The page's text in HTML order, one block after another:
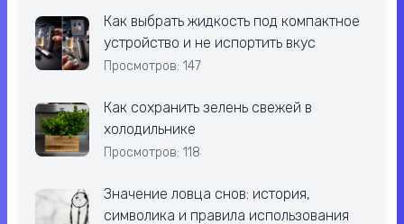
Как выбрать жидкость под компактное
устройство и не испортить вкус
Просмотров: 147
Как сохранить зелень свежей в
холодильнике
Просмотров: 118
Значение ловца снов: история,
символика и правила использования